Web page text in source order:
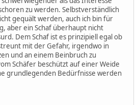
zu werden. Selbstverständlich
gequält werden, auch ich bin für
aber ein Schaf überhaupt nicht
Dem Schaf ist es prinzipiell egal ob
mit der Gefahr, irgendwo in
und an einem Beinbruch zu
Schäfer beschützt auf einer Weide
grundlegenden Bedürfnisse werden